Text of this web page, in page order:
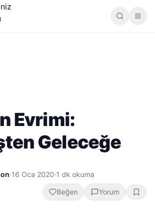
Evrimi:
Geleceğe
·16 Oca 2020·1 dk okuma
Beğen Yorum